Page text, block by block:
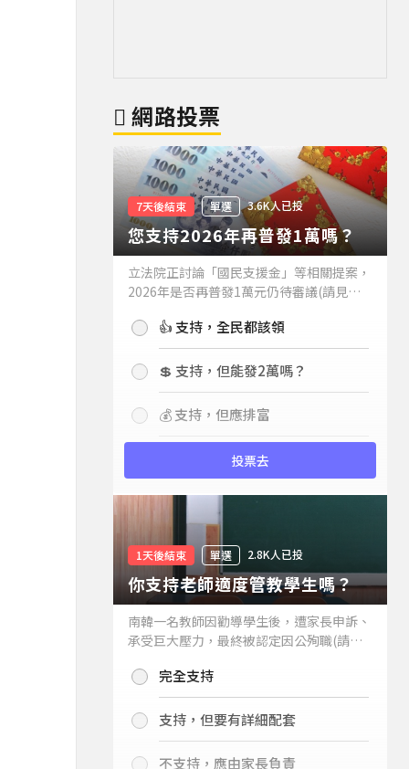
網路投票
7天後結束 單選 3.6K人已投
您支持2026年再普發1萬嗎？
立法院正討論「國民支援金」等相關提案，
2026年是否再普發1萬元仍待審議(請見下
持嗎？👍 支持，全民都該領
💲 支持，但能發2萬嗎？
💰 支持，但應排富
投票去
1天後結束 單選 2.8K人已投
你支持老師適度管教學生嗎？
南韓一名教師因勸導學生後，遭家長申訴、
承受巨大壓力，最終被認定因公殉職(請見
你支持老師適度管教學生嗎？
完全支持
支持，但要有詳細配套
不支持，應由家長負責